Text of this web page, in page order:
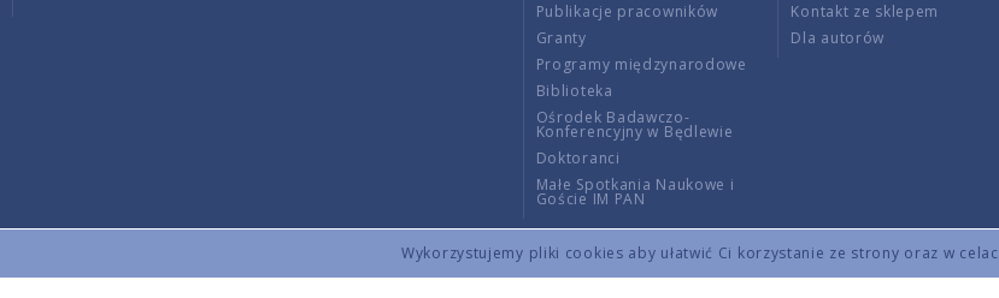
Wykorzystujemy pliki cookies aby ułatwić Ci korzystanie ze strony oraz w
Publikacje pracowników
Granty
Programy międzynarodowe
Biblioteka
Ośrodek Badawczo-
Konferencyjny w Będlewie
Doktoranci
Małe Spotkania Naukowe i
Goście IM PAN
Kontakt ze sklepem
Dla autorów